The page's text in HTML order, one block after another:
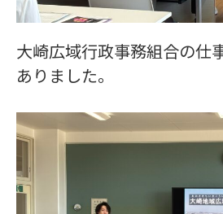
大崎広域行政事務組合の仕
ありました。